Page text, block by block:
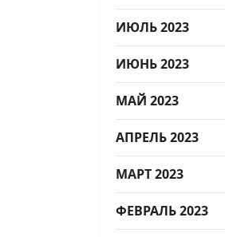
ИЮЛЬ 2023
ИЮНЬ 2023
МАЙ 2023
АПРЕЛЬ 2023
МАРТ 2023
ФЕВРАЛЬ 2023